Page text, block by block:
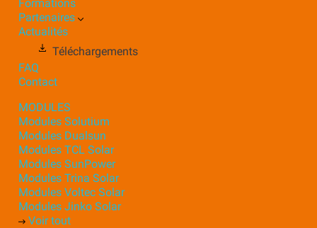
Formations
Partenaires
Actualités
Téléchargements
FAQ
Contact
MODULES
Modules Solutium
Modules Dualsun
Modules TCL Solar
Modules SunPower
Modules Trina Solar
Modules Voltec Solar
Modules Jinko Solar
Voir tout